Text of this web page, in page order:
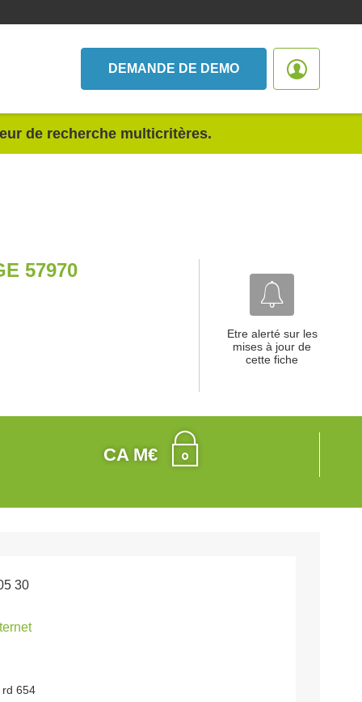
DEMANDE DE DEMO
de recherche multicritères.
57970
Etre alerté sur les
mises à jour de
cette fiche
CA M€
30
rd 654